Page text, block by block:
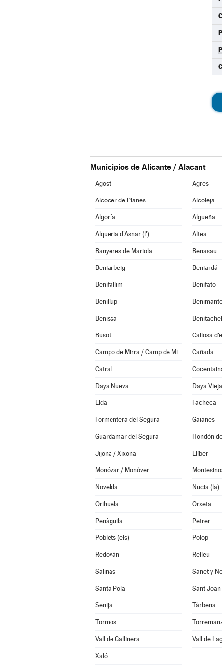
Municipios de Alicante / Alacant
Agost Agres
Alcocer de Planes Alcoleja
Algorfa Algueña
Alqueria d'Asnar (l') Altea
Banyeres de Mariola Benasau
Beniarbeig Beniardá
Benifallim Benifato
Benillup Benimantell
Benissa
Busot Callosa
Campo de Mirra / Camp de Mirra (el) Cañada
Catral
Daya Nueva Daya Vieja
Elda Facheca
Formentera del Segura Gaianes
Guardamar del Segura Hondón
Jijona / Xixona Llíber
Monóvar / Monòver
Novelda Nucia (la)
Orihuela Orxeta
Penàguila Petrer
Poblets (els) Polop
Redován Relleu
Salinas Sanet y
Santa Pola Sant
Senija Tàrbena
Tormos
Vall de Gallinera Vall de
Xaló